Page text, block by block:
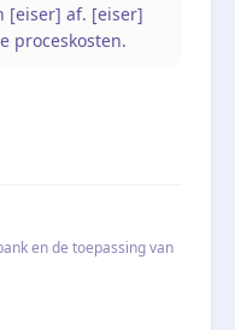
[eiser] af. [eiser]
proceskosten.
en de toepassing van